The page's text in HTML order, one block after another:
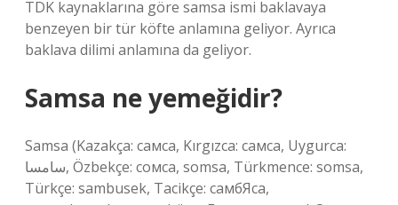
TDK kaynaklarına göre samsa ismi baklavaya
benzeyen bir tür köfte anlamına geliyor. Ayrıca
baklava dilimi anlamına da geliyor.
Samsa ne yemeğidir?
Samsa (Kazakça: самса, Kırgızca: самса, Uygurca:
سامسا, Özbekçe: сомса, somsa, Türkmence: somsa,
Türkçe: sambusek, Tacikçe: самбЯса,